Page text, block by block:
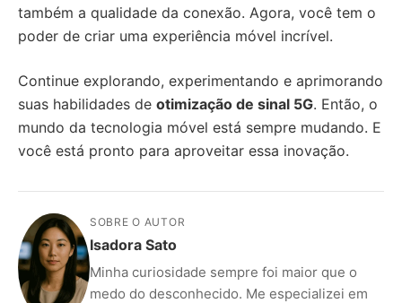
também a qualidade da conexão. Agora, você tem o
poder de criar uma experiência móvel incrível.
Continue explorando, experimentando e aprimorando
suas habilidades de otimização de sinal 5G. Então, o
mundo da tecnologia móvel está sempre mudando. E
você está pronto para aproveitar essa inovação.
SOBRE O AUTOR
Isadora Sato
Minha curiosidade sempre foi maior que o
medo do desconhecido. Me especializei em